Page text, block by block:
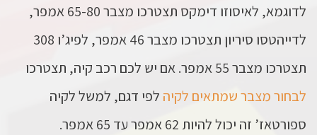
לדוגמא, לאיסוזו דימקס תצטרכו מצבר 65-80 אמפר,
לדייהטסו סיריון תצטרכו מצבר 46 אמפר, לפיג’ו 308
תצטרכו מצבר 55 אמפר. אם יש לכם רכב קיה, תצטרכו
לבחור מצבר שמתאים לקיה לפי דגם, למשל לקיה
ספורטאז’ זה יכול להיות 62 אמפר עד 65 אמפר.